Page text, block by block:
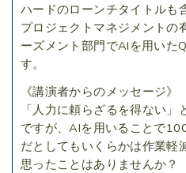
ハードのローンチタイトルも
プロジェクトマネジメントの
ーズメント部門でAIを用いた
す。
《講演者からのメッセージ》
「人力に頼らざるを得ない
ですが、AIを用いることで
だとしてもいくらかは作業軽
思ったことはありませんか？